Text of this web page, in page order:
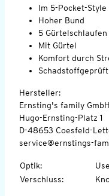
Im 5-Pocket-Style
Hoher Bund
5 Gürtelschlaufen
Mit Gürtel
Komfort durch
Hersteller:
Ernsting's family
Hugo-Ernsting-Platz 1
D-48653 Coesfeld-
service@ernstings-
Optik:
Verschluss: